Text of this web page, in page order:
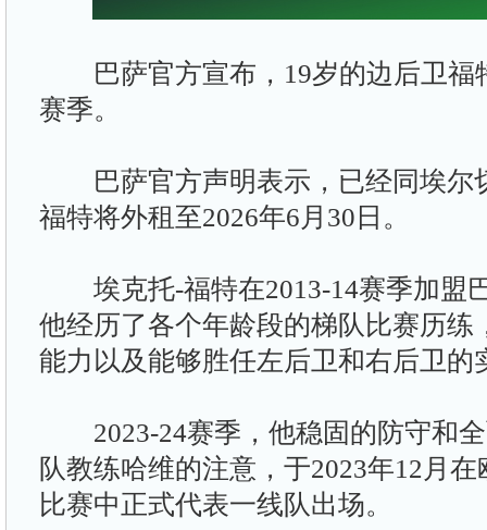
巴萨官方宣布，19岁的边后卫福
赛季。
巴萨官方声明表示，已经同埃尔
福特将外租至2026年6月30日。
埃克托-福特在2013-14赛季加盟
他经历了各个年龄段的梯队比赛历练
能力以及能够胜任左后卫和右后卫的
2023-24赛季，他稳固的防守和全
队教练哈维的注意，于2023年12月
比赛中正式代表一线队出场。